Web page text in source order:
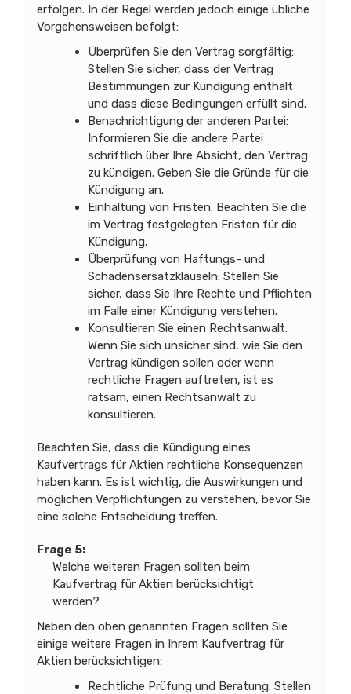
erfolgen. In der Regel werden jedoch einige übliche
Vorgehensweisen befolgt:
Überprüfen Sie den Vertrag sorgfältig:
Stellen Sie sicher, dass der Vertrag
Bestimmungen zur Kündigung enthält
und dass diese Bedingungen erfüllt sind.
Benachrichtigung der anderen Partei:
Informieren Sie die andere Partei
schriftlich über Ihre Absicht, den Vertrag
zu kündigen. Geben Sie die Gründe für die
Kündigung an.
Einhaltung von Fristen: Beachten Sie die
im Vertrag festgelegten Fristen für die
Kündigung.
Überprüfung von Haftungs- und
Schadensersatzklauseln: Stellen Sie
sicher, dass Sie Ihre Rechte und Pflichten
im Falle einer Kündigung verstehen.
Konsultieren Sie einen Rechtsanwalt:
Wenn Sie sich unsicher sind, wie Sie den
Vertrag kündigen sollen oder wenn
rechtliche Fragen auftreten, ist es
ratsam, einen Rechtsanwalt zu
konsultieren.
Beachten Sie, dass die Kündigung eines
Kaufvertrags für Aktien rechtliche Konsequenzen
haben kann. Es ist wichtig, die Auswirkungen und
möglichen Verpflichtungen zu verstehen, bevor Sie
eine solche Entscheidung treffen.
Frage 5:
Welche weiteren Fragen sollten beim
Kaufvertrag für Aktien berücksichtigt
werden?
Neben den oben genannten Fragen sollten Sie
einige weitere Fragen in Ihrem Kaufvertrag für
Aktien berücksichtigen:
Rechtliche Prüfung und Beratung: Stellen